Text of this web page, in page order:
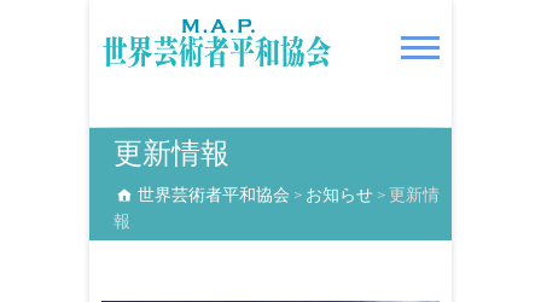
世界芸術者平和協会
更新情報
世界芸術者平和協会 > お知らせ >更新情
報